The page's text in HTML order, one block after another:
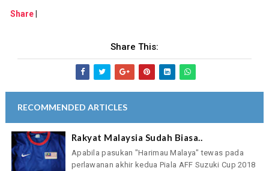
Share
Share This:
RECOMMENDED ARTICLES
Rakyat Malaysia Sudah Biasa..
Apabila pasukan "Harimau Malaya" tewas pada
perlawanan akhir kedua Piala AFF Suzuki Cup 2018